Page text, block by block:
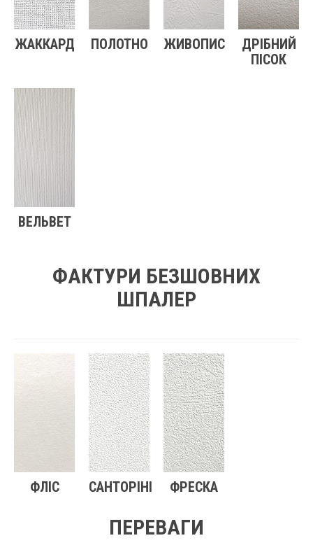
ЖАККАРД ПОЛОТНО ЖИВОПИС
ДРІБНИЙ
ПІСОК
ВЕЛЬВЕТ
ФАКТУРИ БЕЗШОВНИХ
ШПАЛЕР
ФЛІС САНТОРІНІ ФРЕСКА
ПЕРЕВАГИ